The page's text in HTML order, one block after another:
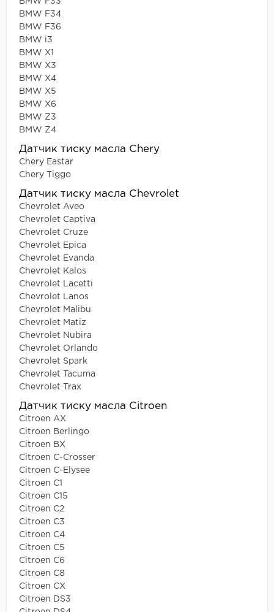
BMW F34
BMW F36
BMW i3
BMW X1
BMW X3
BMW X4
BMW X5
BMW X6
BMW Z3
BMW Z4
Датчик тиску масла Chery
Chery Eastar
Chery Tiggo
Датчик тиску масла Chevrolet
Chevrolet Aveo
Chevrolet Captiva
Chevrolet Cruze
Chevrolet Epica
Chevrolet Evanda
Chevrolet Kalos
Chevrolet Lacetti
Chevrolet Lanos
Chevrolet Malibu
Chevrolet Matiz
Chevrolet Nubira
Chevrolet Orlando
Chevrolet Spark
Chevrolet Tacuma
Chevrolet Trax
Датчик тиску масла Citroen
Citroen AX
Citroen Berlingo
Citroen BX
Citroen C-Crosser
Citroen C-Elysee
Citroen C1
Citroen C15
Citroen C2
Citroen C3
Citroen C4
Citroen C5
Citroen C6
Citroen C8
Citroen CX
Citroen DS3